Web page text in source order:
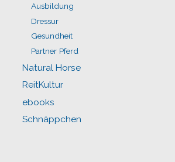
Ausbildung
Dressur
Gesundheit
Partner Pferd
Natural Horse
ReitKultur
ebooks
Schnäppchen